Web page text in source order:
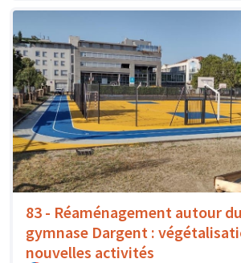
83 - Réaménagement autour du
gymnase Dargent :
nouvelles activités